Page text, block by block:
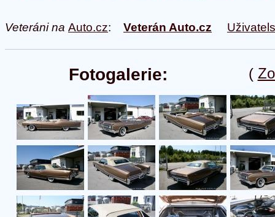
Veteráni na Auto.cz: Veterán Auto.cz
(
Fotogalerie: